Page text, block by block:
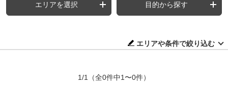
エリアを選択 目的から探す
エリアや条件で絞り込む
1/1 （全0件中1〜0件）